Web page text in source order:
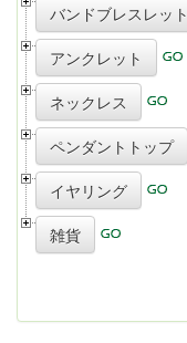
バンドブレスレット
アンクレット
ネックレス
ペンダントトップ
イヤリング
雑貨